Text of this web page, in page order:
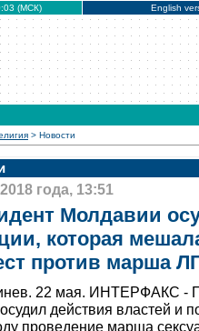
(МСК) English
> Новости
года, 13:51
Молдавии
которая
против марша
22 мая. ИНТЕРФАКС -
действия властей и
проведение марша